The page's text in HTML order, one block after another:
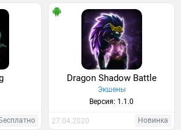
Бесплатно
Dragon Shadow Battle
Экшены
Версия: 1.1.0
27.04.2020 Новинка